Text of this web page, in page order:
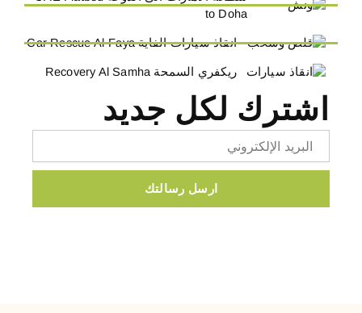
to Doha
انقاذ سيارات الفاية Car Rescue Al-Faya
ريكفري السمحة Recovery Al Samha
اشترك لكل جديد
ارسل رسالتك